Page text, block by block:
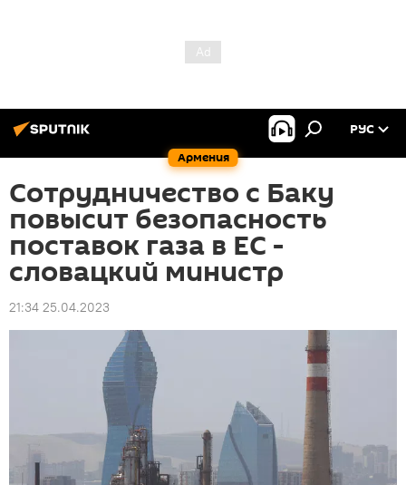
Армения
РУС
Сотрудничество с Баку
повысит безопасность
поставок газа в ЕС -
словацкий министр
21:34 25.04.2023